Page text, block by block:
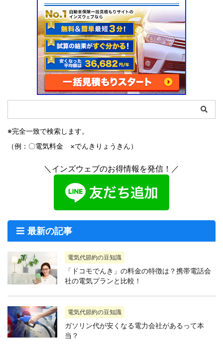
※完全一致で検索します。
（例：〇電気料金 ×でんきりょうきん）
＼インズウェブのお得情報を発信！／
最新の記事
電気代節約の豆知識
「ドコモでんき」の料金の特徴は？携帯電話会
社の電気プランと比較！
電気代節約の豆知識
ガソリン代が安くなる電力会社があるって本
当？